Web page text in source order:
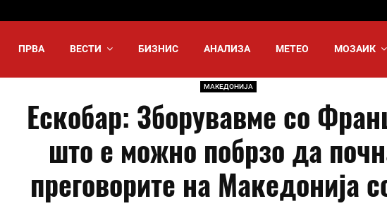
ПРВА ВЕСТИ БИЗНИС АНАЛИЗА МЕТЕО МОЗАИК
МАКЕДОНИЈА
Ескобар: Зборувавме со
што е можно побрзо да
преговорите на Македонија